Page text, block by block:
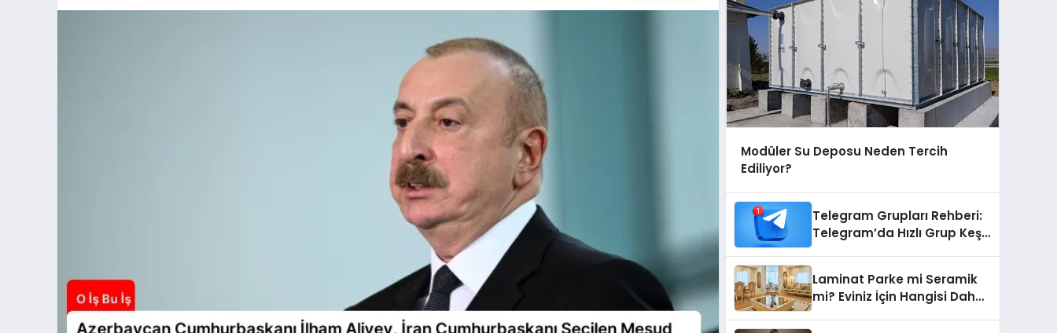
Modüler Su Deposu Neden Tercih
Ediliyor?
Telegram Grupları Rehberi:
Telegram’da Hızlı Grup Keşfi
Laminat Parke mi Seramik
mi? Eviniz İçin Hangisi Daha